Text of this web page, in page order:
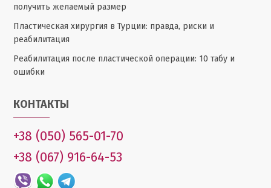
получить желаемый размер
Пластическая хирургия в Турции: правда, риски и
реабилитация
Реабилитация после пластической операции: 10 табу и
ошибки
КОНТАКТЫ
+38 (050) 565-01-70
+38 (067) 916-64-53